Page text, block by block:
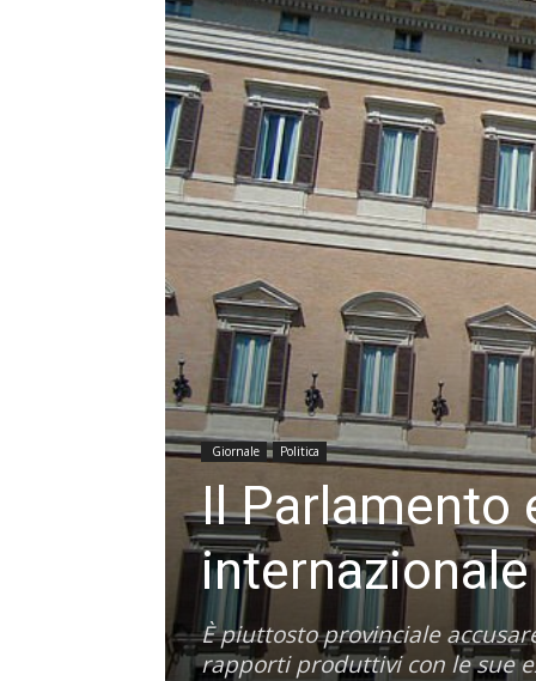
Giornale Politica
Il Parlamento
internazionale
È piuttosto provinciale
rapporti produttivi con le sue